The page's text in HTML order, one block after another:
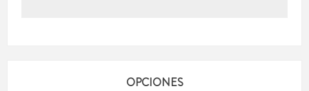
OPCIONES